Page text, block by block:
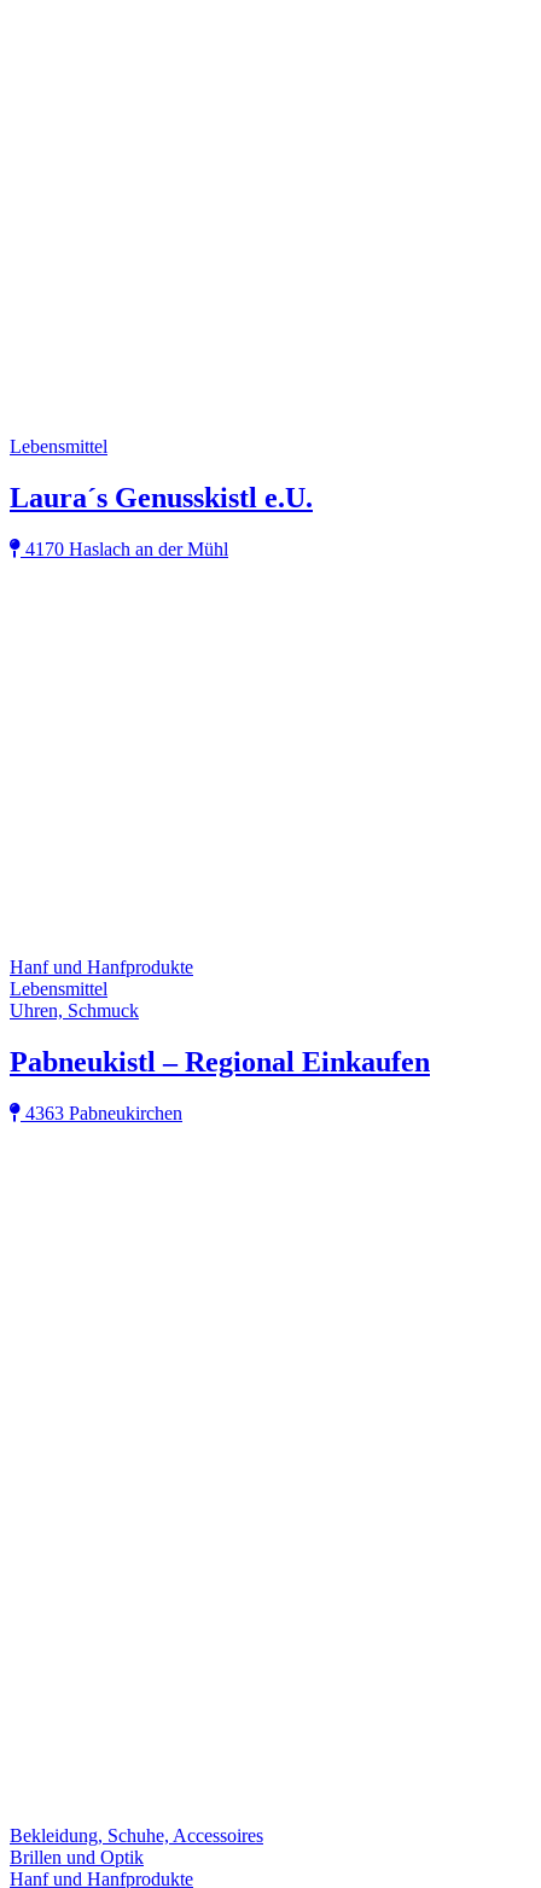
Lebensmittel
Laura´s Genusskistl e.U.
4170 Haslach an der Mühl
Hanf und Hanfprodukte
Lebensmittel
Uhren, Schmuck
Pabneukistl – Regional Einkaufen
4363 Pabneukirchen
Bekleidung, Schuhe, Accessoires
Brillen und Optik
Hanf und Hanfprodukte